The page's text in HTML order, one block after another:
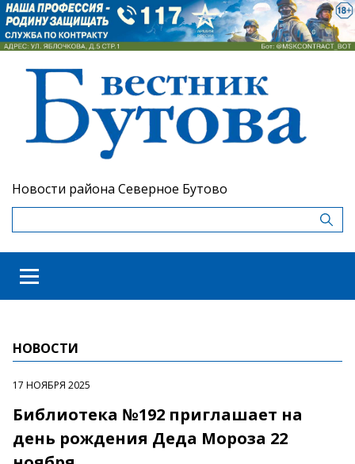
Новости района Северное Бутово
НОВОСТИ
17 НОЯБРЯ 2025
Библиотека №192 приглашает на
день рождения Деда Мороза 22